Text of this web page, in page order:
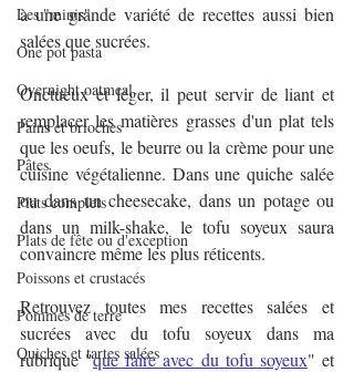
Les "minis"
One pot pasta
Overnight oatmeal
Pains et brioches
Pâtes
Plats complets
Plats de fête ou d'exception
Poissons et crustacés
Pommes de terre
Quiches et tartes salées
à une grande variété de recettes aussi bien
salées que sucrées.
Onctueux et léger, il peut servir de liant et
remplacer les matières grasses d'un plat tels
que les oeufs, le beurre ou la crème pour une
cuisine végétalienne. Dans une quiche salée
ou dans un cheesecake, dans un potage ou
dans un milk-shake, le tofu soyeux saura
convaincre même les plus réticents.
Retrouvez toutes mes recettes salées et
sucrées avec du tofu soyeux dans ma
rubrique "que faire avec du tofu soyeux" et